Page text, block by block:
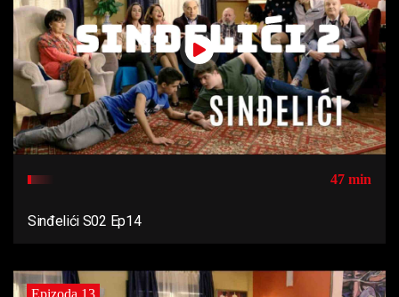
47 min
Sinđelići S02 Ep14
Epizoda 13